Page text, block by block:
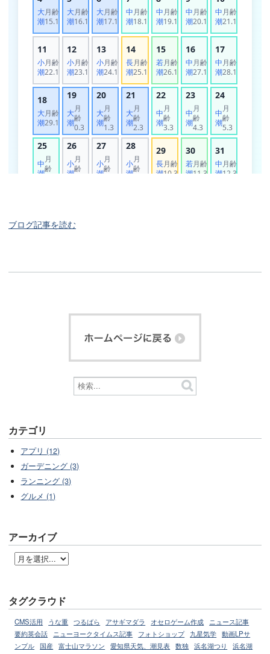
ブログ記事を読む
カテゴリ
アプリ (12)
ガーデニング (3)
ランニング (3)
グルメ (1)
アーカイブ
タグクラウド
CMS活用 うな重 つるばら アサギマダラ オセロゲーム作成
ニュース記事
要約英会話
ニューヨークタイムス記事 フォトショップ 九星気学 動画LPサ
ンプル 国産 富士山マラソン 愛知県天気、潮見表 数独 浜名湖つり
浜名湖